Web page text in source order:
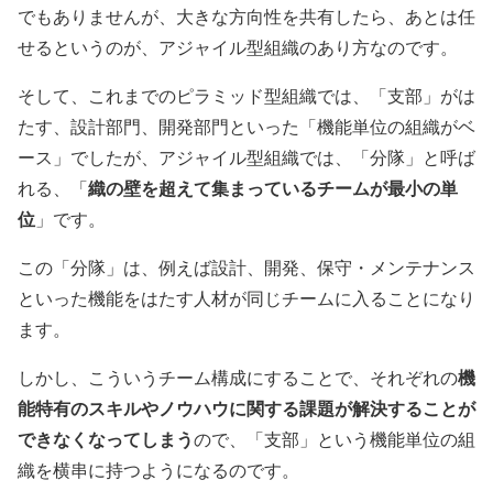
でもありませんが、大きな方向性を共有したら、あとは任
せるというのが、アジャイル型組織のあり方なのです。
そして、これまでのピラミッド型組織では、「支部」がは
たす、設計部門、開発部門といった「機能単位の組織がベ
ース」でしたが、アジャイル型組織では、「分隊」と呼ば
れる、「織の壁を超えて集まっているチームが最小の単
位 」です。
この「分隊」は、例えば設計、開発、保守・メンテナンス
といった機能をはたす人材が同じチームに入ることになり
ます。
しかし、こういうチーム構成にすることで、それぞれの機
能特有のスキルやノウハウに関する課題が解決することが
できなくなってしまうので、「支部」という機能単位の組
織を横串に持つようになるのです。